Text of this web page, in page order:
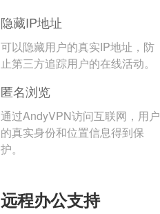
隐藏IP地址
可以隐藏用户的真实IP地址，防
止第三方追踪用户的在线活动。
匿名浏览
通过AndyVPN访问互联网，用户
的真实身份和位置信息得到保
护。
远程办公支持